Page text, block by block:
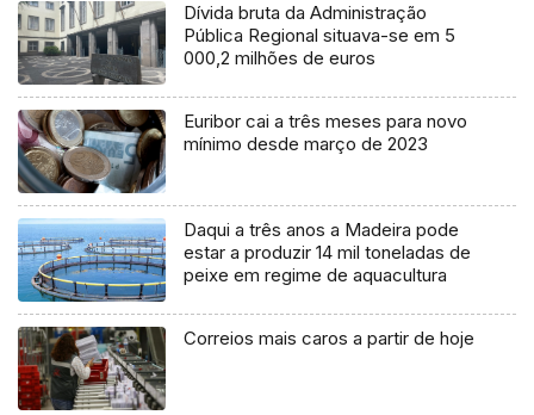
Dívida bruta da Administração
Pública Regional situava-se em 5
000,2 milhões de euros
Euribor cai a três meses para novo
mínimo desde março de 2023
Daqui a três anos a Madeira pode
estar a produzir 14 mil toneladas de
peixe em regime de aquacultura
Correios mais caros a partir de hoje